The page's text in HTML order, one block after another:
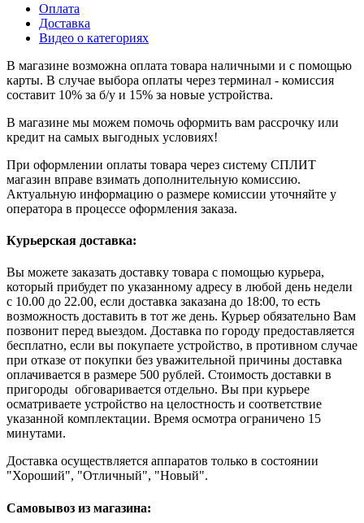
Оплата
Доставка
Видео о категориях
В магазине возможна оплата товара наличными и с помощью
карты. В случае выбора оплаты через терминал - комиссия
составит 10% за б/у и 15% за новые устройства.
В магазине мы можем помочь оформить вам рассрочку или
кредит на самых выгодных условиях!
При оформлении оплаты товара через систему СПЛИТ
магазин вправе взимать дополнительную комиссию.
Актуальную информацию о размере комиссии уточняйте у
оператора в процессе оформления заказа.
Курьерская доставка:
Вы можете заказать доставку товара с помощью курьера,
который прибудет по указанному адресу в любой день недели
с 10.00 до 22.00, если доставка заказана до 18:00, то есть
возможность доставить в тот же день. Курьер обязательно Вам
позвонит перед выездом. Доставка по городу предоставляется
бесплатно, если вы покупаете устройство, в противном случае
при отказе от покупки без уважительной причины доставка
оплачивается в размере 500 рублей. Стоимость доставки в
пригороды обговаривается отдельно. Вы при курьере
осматриваете устройство на целостность и соответствие
указанной комплектации. Время осмотра ограничено 15
минутами.
Доставка осуществляется аппаратов только в состоянии
"Хороший", "Отличный", "Новый".
Самовывоз из магазина: